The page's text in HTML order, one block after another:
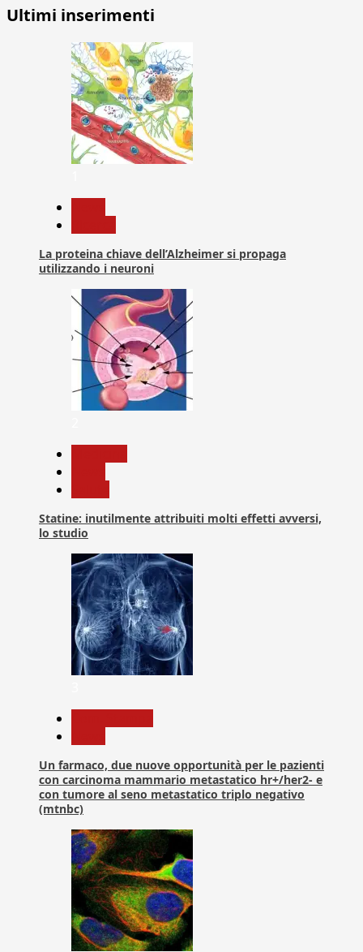
Ultimi inserimenti
La proteina chiave dell’Alzheimer si propaga
utilizzando i neuroni
Statine: inutilmente attribuiti molti effetti avversi,
lo studio
Un farmaco, due nuove opportunità per le pazienti
con carcinoma mammario metastatico hr+/her2- e
con tumore al seno metastatico triplo negativo
(mtnbc)